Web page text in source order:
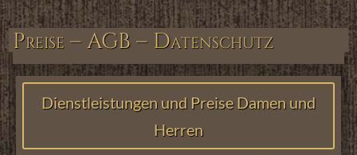
Preise – AGB – Datenschutz
Dienstleistungen und Preise Damen und
Herren